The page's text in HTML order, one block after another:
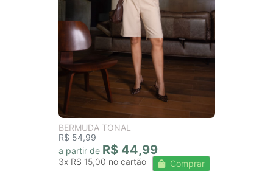
BERMUDA TONAL
R$ 54,99
a partir de R$ 44,99
3x R$ 15,00 Comprar